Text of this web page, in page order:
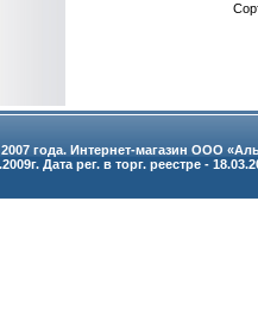
года. Интернет-магазин ООО
Дата рег. в торг. реестре -